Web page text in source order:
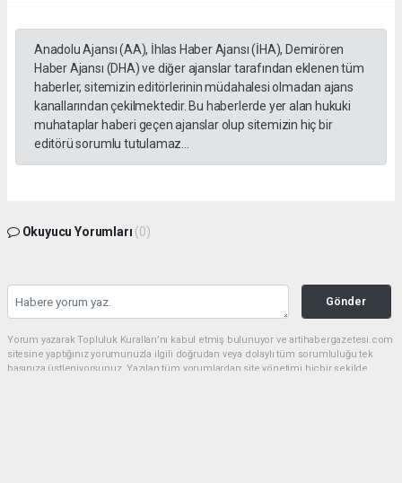
Anadolu Ajansı (AA), İhlas Haber Ajansı (İHA), Demirören
Haber Ajansı (DHA) ve diğer ajanslar tarafından eklenen tüm
haberler, sitemizin editörlerinin müdahalesi olmadan ajans
kanallarından çekilmektedir. Bu haberlerde yer alan hukuki
muhataplar haberi geçen ajanslar olup sitemizin hiç bir
editörü sorumlu tutulamaz...
Okuyucu Yorumları (0)
Gönder
Yorum yazarak Topluluk Kuralları’nı kabul etmiş bulunuyor ve artihabergazetesi.com
sitesine yaptığınız yorumunuzla ilgili doğrudan veya dolaylı tüm sorumluluğu tek
başınıza üstleniyorsunuz. Yazılan tüm yorumlardan site yönetimi hiçbir şekilde